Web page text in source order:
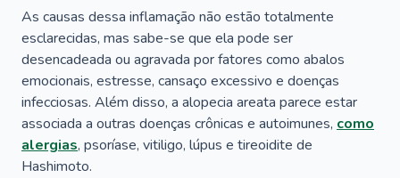
As causas dessa inflamação não estão totalmente
esclarecidas, mas sabe-se que ela pode ser
desencadeada ou agravada por fatores como abalos
emocionais, estresse, cansaço excessivo e doenças
infecciosas. Além disso, a alopecia areata parece estar
associada a outras doenças crônicas e autoimunes, como
alergias, psoríase, vitiligo, lúpus e tireoidite de
Hashimoto.